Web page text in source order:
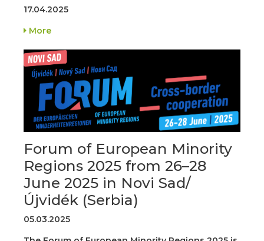
17.04.2025
More
Forum of European Minority
Regions 2025 from 26–28
June 2025 in Novi Sad/
Újvidék (Serbia)
05.03.2025